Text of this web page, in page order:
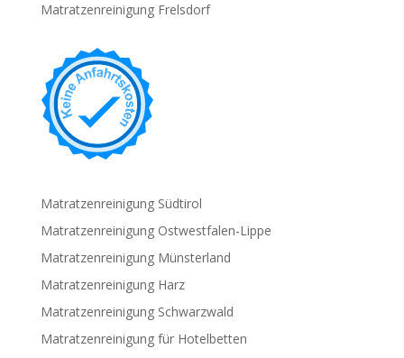
Matratzenreinigung Frelsdorf
Matratzenreinigung Südtirol
Matratzenreinigung Ostwestfalen-Lippe
Matratzenreinigung Münsterland
Matratzenreinigung Harz
Matratzenreinigung Schwarzwald
Matratzenreinigung für Hotelbetten